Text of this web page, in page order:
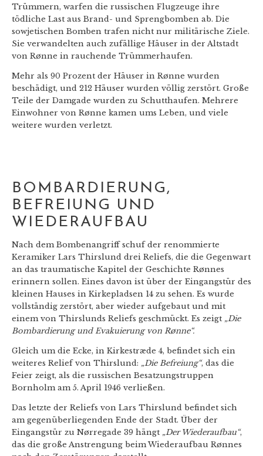
Trümmern, warfen die russischen Flugzeuge ihre
tödliche Last aus Brand- und Sprengbomben ab. Die
sowjetischen Bomben trafen nicht nur militärische Ziele.
Sie verwandelten auch zufällige Häuser in der Altstadt
von Rønne in rauchende Trümmerhaufen.
Mehr als 90 Prozent der Häuser in Rønne wurden
beschädigt, und 212 Häuser wurden völlig zerstört. Große
Teile der Damgade wurden zu Schutthaufen. Mehrere
Einwohner von Rønne kamen ums Leben, und viele
weitere wurden verletzt.
BOMBARDIERUNG,
BEFREIUNG UND
WIEDERAUFBAU
Nach dem Bombenangriff schuf der renommierte
Keramiker Lars Thirslund drei Reliefs, die die Gegenwart
an das traumatische Kapitel der Geschichte Rønnes
erinnern sollen. Eines davon ist über der Eingangstür des
kleinen Hauses in Kirkepladsen 14 zu sehen. Es wurde
vollständig zerstört, aber wieder aufgebaut und mit
einem von Thirslunds Reliefs geschmückt. Es zeigt „Die
Bombardierung und Evakuierung von Rønne“.
Gleich um die Ecke, in Kirkestræde 4, befindet sich ein
weiteres Relief von Thirslund: „Die Befreiung“, das die
Feier zeigt, als die russischen Besatzungstruppen
Bornholm am 5. April 1946 verließen.
Das letzte der Reliefs von Lars Thirslund befindet sich
am gegenüberliegenden Ende der Stadt. Über der
Eingangstür zu Nørregade 39 hängt „Der Wiederaufbau“,
das die große Anstrengung beim Wiederaufbau Rønnes